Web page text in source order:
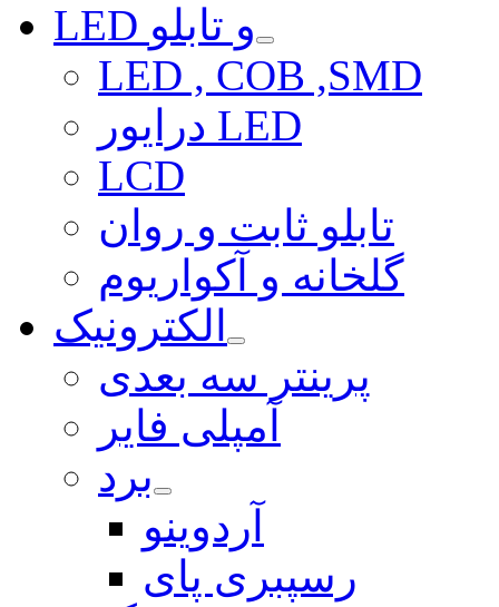
LED و تابلو
LED , COB ,SMD
درایور LED
LCD
تابلو ثابت و روان
گلخانه و آکواریوم
الکترونیک
پرینتر سه بعدی
آمپلی فایر
برد
آردوینو
رسپبری پای